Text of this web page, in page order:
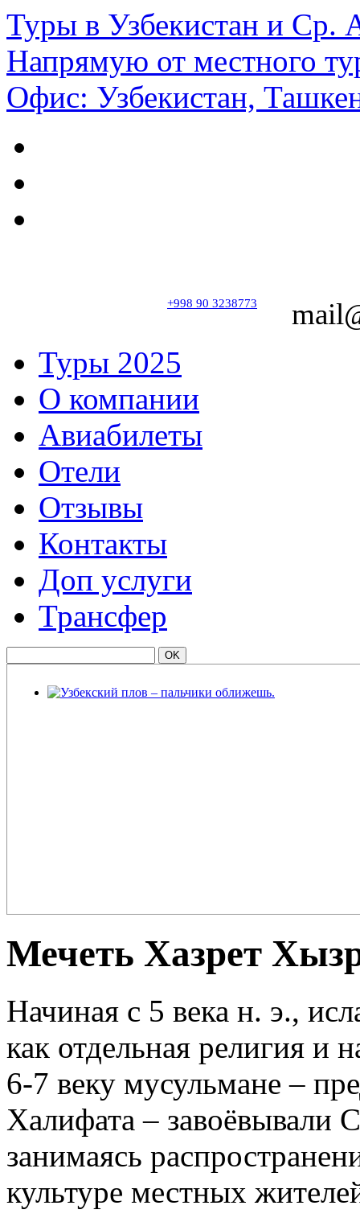
Туры в Узбекистан и Ср.
Напрямую от местного
Офис: Узбекистан,
+998 90 3238773
Туры 2025
О компании
Авиабилеты
Отели
Отзывы
Контакты
Доп услуги
Трансфер
Мечеть Хазрет
Начиная с 5 века н. э.,
как отдельная религия и
6-7 веку мусульмане –
Халифата –
занимаясь
культуре местных